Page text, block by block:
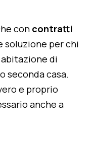
con contratti
soluzione per chi
di
seconda casa.
e proprio
anche a